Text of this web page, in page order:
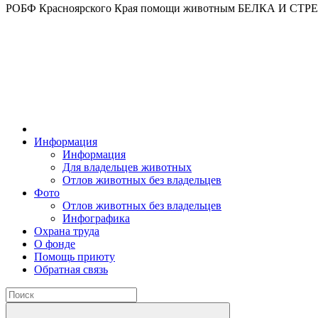
РОБФ Красноярского Края помощи животным БЕЛКА И
Информация
Информация
Для владельцев животных
Отлов животных без владельцев
Фото
Отлов животных без владельцев
Инфографика
Охрана труда
О фонде
Помощь приюту
Обратная связь